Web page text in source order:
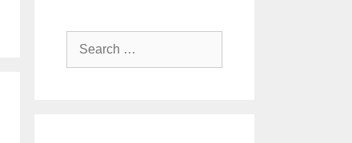
Search